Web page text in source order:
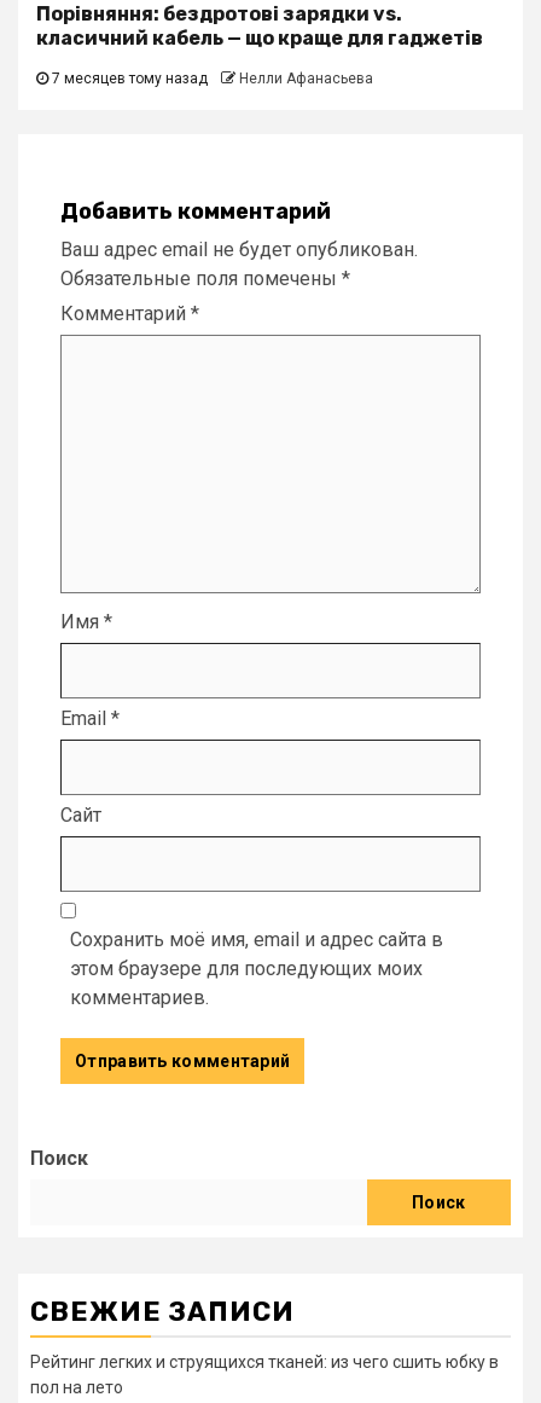
Порівняння: бездротові зарядки vs.
класичний кабель — що краще для гаджетів
7 месяцев тому назад Нелли Афанасьева
Добавить комментарий
Ваш адрес email не будет опубликован.
Обязательные поля помечены *
Комментарий *
Имя *
Email *
Сайт
Сохранить моё имя, email и адрес сайта в
этом браузере для последующих моих
комментариев.
Поиск
Поиск
СВЕЖИЕ ЗАПИСИ
Рейтинг легких и струящихся тканей: из чего сшить юбку в
пол на лето